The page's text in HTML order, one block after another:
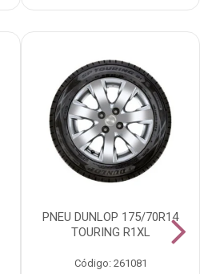
PNEU DUNLOP 175/70R14
TOURING R1XL
Código: 261081